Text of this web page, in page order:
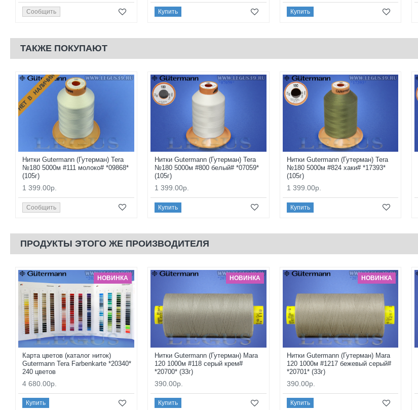
Сообщить Купить Купить
ТАКЖЕ ПОКУПАЮТ
НЕТ В НАЛИЧИИ
Нитки Gutermann (Гутерман) Tera
№180 5000м #111 молоко# *09868*
(105г)
1 399.00р.
Сообщить
Нитки Gutermann (Гутерман) Tera
№180 5000м #800 белый# *07059*
(105г)
1 399.00р.
Купить
Нитки Gutermann (Гутерман) Tera
№180 5000м #824 хаки# *17393*
(105г)
1 399.00р.
Купить
ПРОДУКТЫ ЭТОГО ЖЕ ПРОИЗВОДИТЕЛЯ
НОВИНКА
Карта цветов (каталог ниток)
Gutermann Tera Farbenkarte *20340*
240 цветов
4 680.00р.
Купить
НОВИНКА
Нитки Gutermann (Гутерман) Mara
120 1000м #118 серый крем#
*20700* (33г)
390.00р.
Купить
НОВИНКА
Нитки Gutermann (Гутерман) Mara
120 1000м #1217 бежевый серый#
*20701* (33г)
390.00р.
Купить